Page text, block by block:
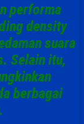
performa
density
suara
Selain itu,
berbagai